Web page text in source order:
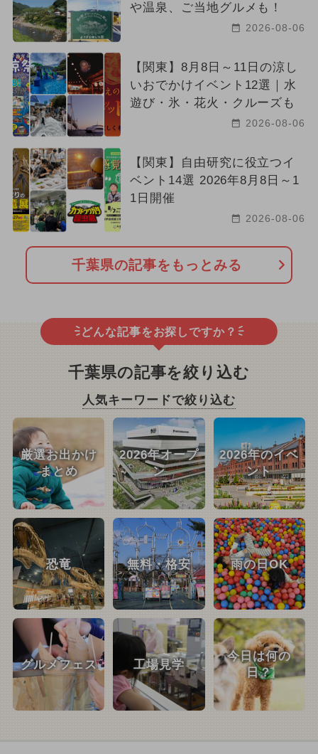
や温泉、ご当地グルメも！
2026-08-06
【関東】8月8日～11日の涼し
いおでかけイベント12選｜水
遊び・氷・花火・クルーズも
2026-08-06
【関東】自由研究に役立つイ
ベント14選 2026年8月8日～1
1日開催
2026-08-06
千葉県の記事をもっとみる
どんな記事をお探しですか？
千葉県の記事を絞り込む
人気キーワードで絞り込む
厳選お出かけ
まとめ
2026年オープ
ン
2026年のイベ
ント
恐竜 無料・格安 雨の日OK
グルメフェス 工場見学
今日は何の
日？